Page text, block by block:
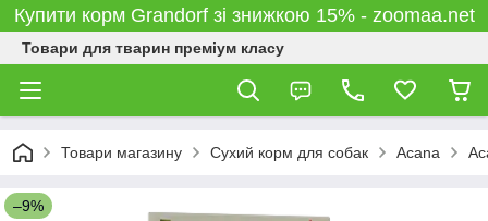
Купити корм Grandorf зі знижкою 15% - zoomaa.net
Товари для тварин преміум класу
Товари магазину Сухий корм для собак Acana
–9%